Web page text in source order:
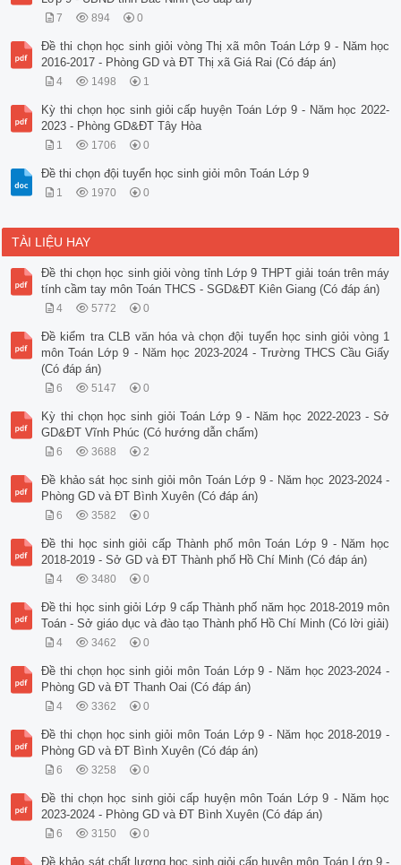
7 894 0
Đề thi chọn học sinh giỏi vòng Thị xã môn Toán Lớp 9 - Năm học
2016-2017 - Phòng GD và ĐT Thị xã Giá Rai (Có đáp án)
4 1498 1
Kỳ thi chọn học sinh giỏi cấp huyện Toán Lớp 9 - Năm học 2022-
2023 - Phòng GD&ĐT Tây Hòa
1 1706 0
Đề thi chọn đội tuyển học sinh giỏi môn Toán Lớp 9
1 1970 0
TÀI LIỆU HAY
Đề thi chọn học sinh giỏi vòng tỉnh Lớp 9 THPT giải toán trên máy
tính cầm tay môn Toán THCS - SGD&ĐT Kiên Giang (Có đáp án)
4 5772 0
Đề kiểm tra CLB văn hóa và chọn đội tuyển học sinh giỏi vòng 1
môn Toán Lớp 9 - Năm học 2023-2024 - Trường THCS Cầu Giấy
(Có đáp án)
6 5147 0
Kỳ thi chọn học sinh giỏi Toán Lớp 9 - Năm học 2022-2023 - Sở
GD&ĐT Vĩnh Phúc (Có hướng dẫn chấm)
6 3688 2
Đề khảo sát học sinh giỏi môn Toán Lớp 9 - Năm học 2023-2024 -
Phòng GD và ĐT Bình Xuyên (Có đáp án)
6 3582 0
Đề thi học sinh giỏi cấp Thành phố môn Toán Lớp 9 - Năm học
2018-2019 - Sở GD và ĐT Thành phố Hồ Chí Minh (Có đáp án)
4 3480 0
Đề thi học sinh giỏi Lớp 9 cấp Thành phố năm học 2018-2019 môn
Toán - Sở giáo dục và đào tạo Thành phố Hồ Chí Minh (Có lời giải)
4 3462 0
Đề thi chọn học sinh giỏi môn Toán Lớp 9 - Năm học 2023-2024 -
Phòng GD và ĐT Thanh Oai (Có đáp án)
4 3362 0
Đề thi chọn học sinh giỏi môn Toán Lớp 9 - Năm học 2018-2019 -
Phòng GD và ĐT Bình Xuyên (Có đáp án)
6 3258 0
Đề thi chọn học sinh giỏi cấp huyện môn Toán Lớp 9 - Năm học
2023-2024 - Phòng GD và ĐT Bình Xuyên (Có đáp án)
6 3150 0
Đề khảo sát chất lượng học sinh giỏi cấp huyện môn Toán Lớp 9 -